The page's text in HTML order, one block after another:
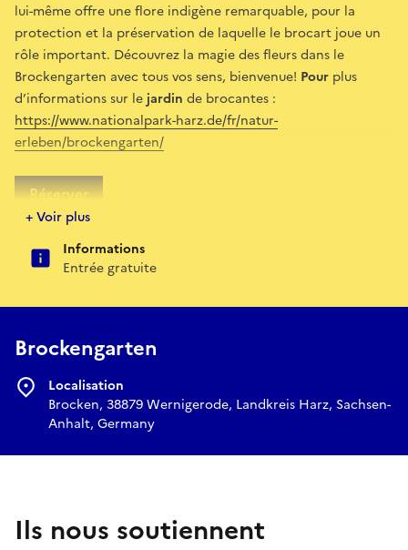
lui-même offre une flore indigène remarquable, pour la
protection et la préservation de laquelle le brocart joue un
rôle important. Découvrez la magie des fleurs dans le
Brockengarten avec tous vos sens, bienvenue! Pour plus
d’informations sur le jardin de brocantes :
https://www.nationalpark-harz.de/fr/natur-
erleben/brockengarten/
Réserver
+ Voir plus
Informations
Entrée gratuite
Brockengarten
Localisation
Brocken, 38879 Wernigerode, Landkreis Harz, Sachsen-
Anhalt, Germany
Ils nous soutiennent